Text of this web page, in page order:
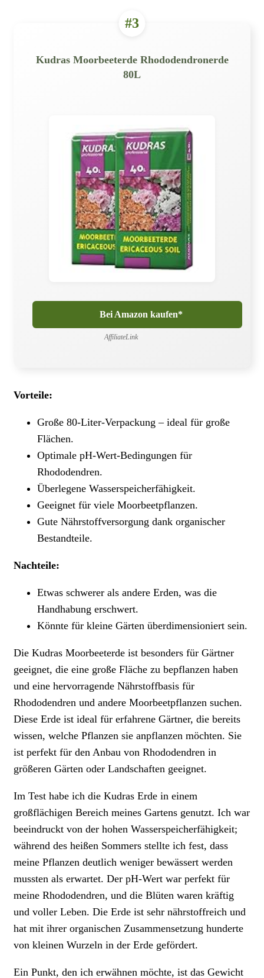
#3
Kudras Moorbeeterde Rhododendronerde
80L
Bei Amazon kaufen*
AffiliateLink
Vorteile:
Große 80-Liter-Verpackung – ideal für große
Flächen.
Optimale pH-Wert-Bedingungen für
Rhododendren.
Überlegene Wasserspeicherfähigkeit.
Geeignet für viele Moorbeetpflanzen.
Gute Nährstoffversorgung dank organischer
Bestandteile.
Nachteile:
Etwas schwerer als andere Erden, was die
Handhabung erschwert.
Könnte für kleine Gärten überdimensioniert sein.
Die Kudras Moorbeeterde ist besonders für Gärtner
geeignet, die eine große Fläche zu bepflanzen haben
und eine hervorragende Nährstoffbasis für
Rhododendren und andere Moorbeetpflanzen suchen.
Diese Erde ist ideal für erfahrene Gärtner, die bereits
wissen, welche Pflanzen sie anpflanzen möchten. Sie
ist perfekt für den Anbau von Rhododendren in
größeren Gärten oder Landschaften geeignet.
Im Test habe ich die Kudras Erde in einem
großflächigen Bereich meines Gartens genutzt. Ich war
beeindruckt von der hohen Wasserspeicherfähigkeit;
während des heißen Sommers stellte ich fest, dass
meine Pflanzen deutlich weniger bewässert werden
mussten als erwartet. Der pH-Wert war perfekt für
meine Rhododendren, und die Blüten waren kräftig
und voller Leben. Die Erde ist sehr nährstoffreich und
hat mit ihrer organischen Zusammensetzung hunderte
von kleinen Wurzeln in der Erde gefördert.
Ein Punkt, den ich erwähnen möchte, ist das Gewicht